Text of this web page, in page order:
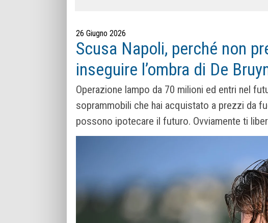
26 Giugno 2026
Scusa Napoli, perché non
inseguire l’ombra di De
Operazione lampo da 70 milioni ed entri nel
soprammobili che hai acquistato a prezzi da
possono ipotecare il futuro. Ovviamente ti